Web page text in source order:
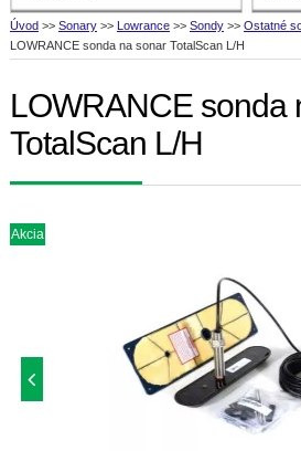
Úvod >> Sonary >> Lowrance >> Sondy >> Ostatné
LOWRANCE sonda na sonar TotalScan L/H
LOWRANCE sonda
TotalScan L/H
Akcia